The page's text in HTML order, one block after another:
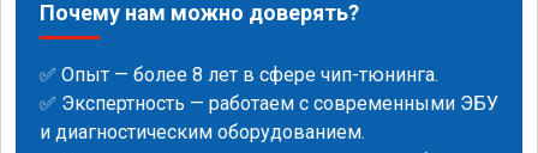
Почему нам можно доверять?
✅ Опыт — более 8 лет в сфере чип-тюнинга.
✅ Экспертность — работаем с современными ЭБУ
и диагностическим оборудованием.